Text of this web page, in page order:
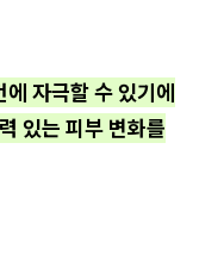
자극할 수 있기에
있는 피부 변화를